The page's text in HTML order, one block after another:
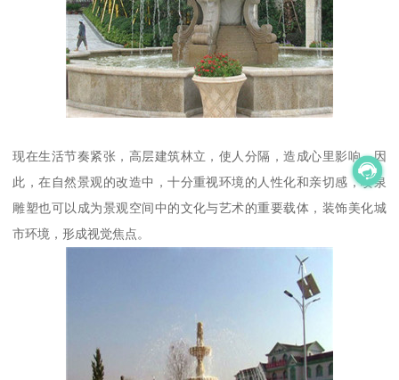
现在生活节奏紧张，高层建筑林立，使人分隔，造成心里影响。因
此，在自然景观的改造中，十分重视环境的人性化和亲切感，喷泉
雕塑也可以成为景观空间中的文化与艺术的重要载体，装饰美化城
市环境，形成视觉焦点。